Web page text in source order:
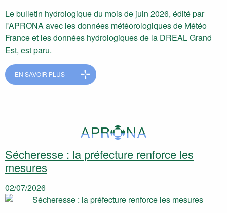
Le bulletin hydrologique du mois de juin 2026, édité par
l'APRONA avec les données météorologiques de Météo
France et les données hydrologiques de la DREAL Grand
Est, est paru.
EN SAVOIR PLUS
Sécheresse : la préfecture renforce les
mesures
02/07/2026